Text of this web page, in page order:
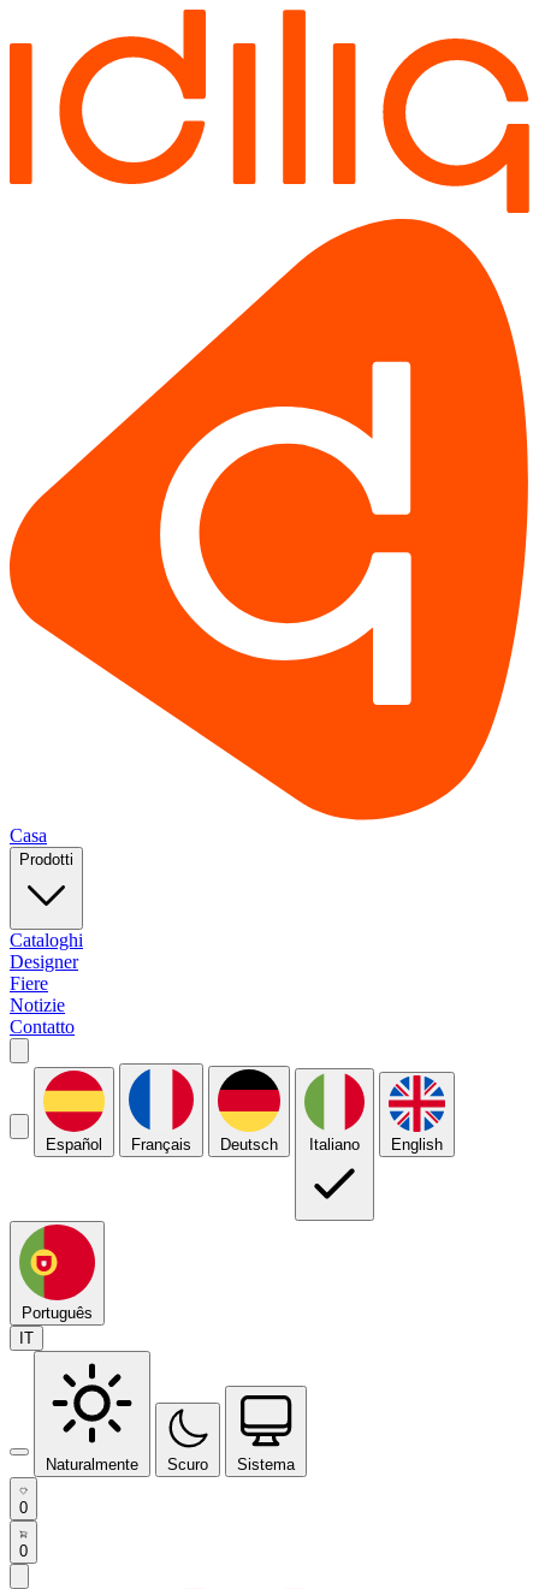
Casa
Prodotti
Cataloghi
Designer
Fiere
Notizie
Contatto
Español Français Deutsch Italiano English
Português
IT
Naturalmente Scuro Sistema
0
0